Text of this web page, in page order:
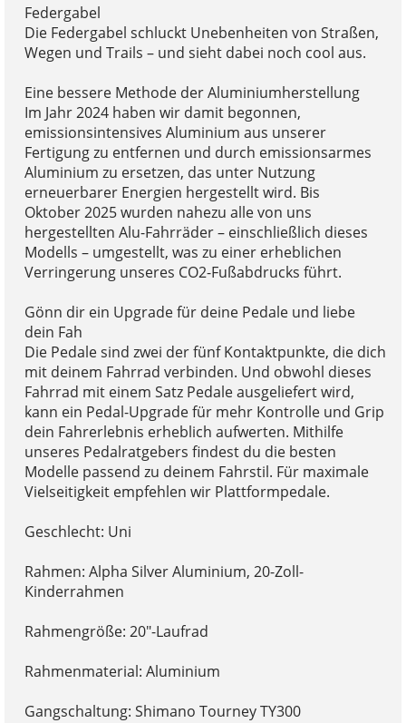
Federgabel
Die Federgabel schluckt Unebenheiten von Straßen,
Wegen und Trails – und sieht dabei noch cool aus.
Eine bessere Methode der Aluminiumherstellung
Im Jahr 2024 haben wir damit begonnen,
emissionsintensives Aluminium aus unserer
Fertigung zu entfernen und durch emissionsarmes
Aluminium zu ersetzen, das unter Nutzung
erneuerbarer Energien hergestellt wird. Bis
Oktober 2025 wurden nahezu alle von uns
hergestellten Alu-Fahrräder – einschließlich dieses
Modells – umgestellt, was zu einer erheblichen
Verringerung unseres CO2-Fußabdrucks führt.
Gönn dir ein Upgrade für deine Pedale und liebe
dein Fah
Die Pedale sind zwei der fünf Kontaktpunkte, die dich
mit deinem Fahrrad verbinden. Und obwohl dieses
Fahrrad mit einem Satz Pedale ausgeliefert wird,
kann ein Pedal-Upgrade für mehr Kontrolle und Grip
dein Fahrerlebnis erheblich aufwerten. Mithilfe
unseres Pedalratgebers findest du die besten
Modelle passend zu deinem Fahrstil. Für maximale
Vielseitigkeit empfehlen wir Plattformpedale.
Geschlecht: Uni
Rahmen: Alpha Silver Aluminium, 20-Zoll-
Kinderrahmen
Rahmengröße: 20"-Laufrad
Rahmenmaterial: Aluminium
Gangschaltung: Shimano Tourney TY300